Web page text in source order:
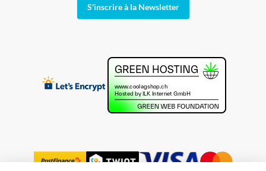
S'inscrire à la Newsletter